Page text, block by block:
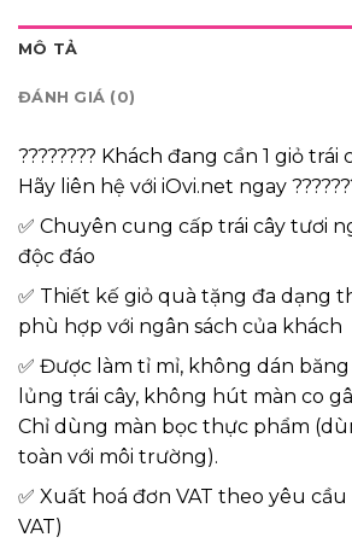
MÔ TẢ
ĐÁNH GIÁ (0)
???????? Khách đang cần 1 giỏ
Hãy liên hệ với iOvi.net ngay
✅ Chuyên cung cấp trái cây tươi
độc đáo
✅ Thiết kế giỏ quà tặng đa dạng
phù hợp với ngân sách của khách
✅ Được làm tỉ mỉ, không dán
lủng trái cây, không hút màn co
Chỉ dùng màn bọc thực phẩm
toàn với môi trường).
✅ Xuất hoá đơn VAT theo yêu cầu
VAT)